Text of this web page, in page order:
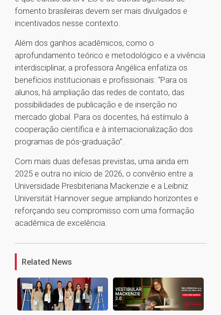
fomento brasileiras devem ser mais divulgados e
incentivados nesse contexto.
Além dos ganhos acadêmicos, como o
aprofundamento teórico e metodológico e a vivência
interdisciplinar, a professora Angélica enfatiza os
benefícios institucionais e profissionais: “Para os
alunos, há ampliação das redes de contato, das
possibilidades de publicação e de inserção no
mercado global. Para os docentes, há estímulo à
cooperação científica e à internacionalização dos
programas de pós-graduação”.
Com mais duas defesas previstas, uma ainda em
2025 e outra no início de 2026, o convênio entre a
Universidade Presbiteriana Mackenzie e a Leibniz
Universität Hannover segue ampliando horizontes e
reforçando seu compromisso com uma formação
acadêmica de excelência.
Related News